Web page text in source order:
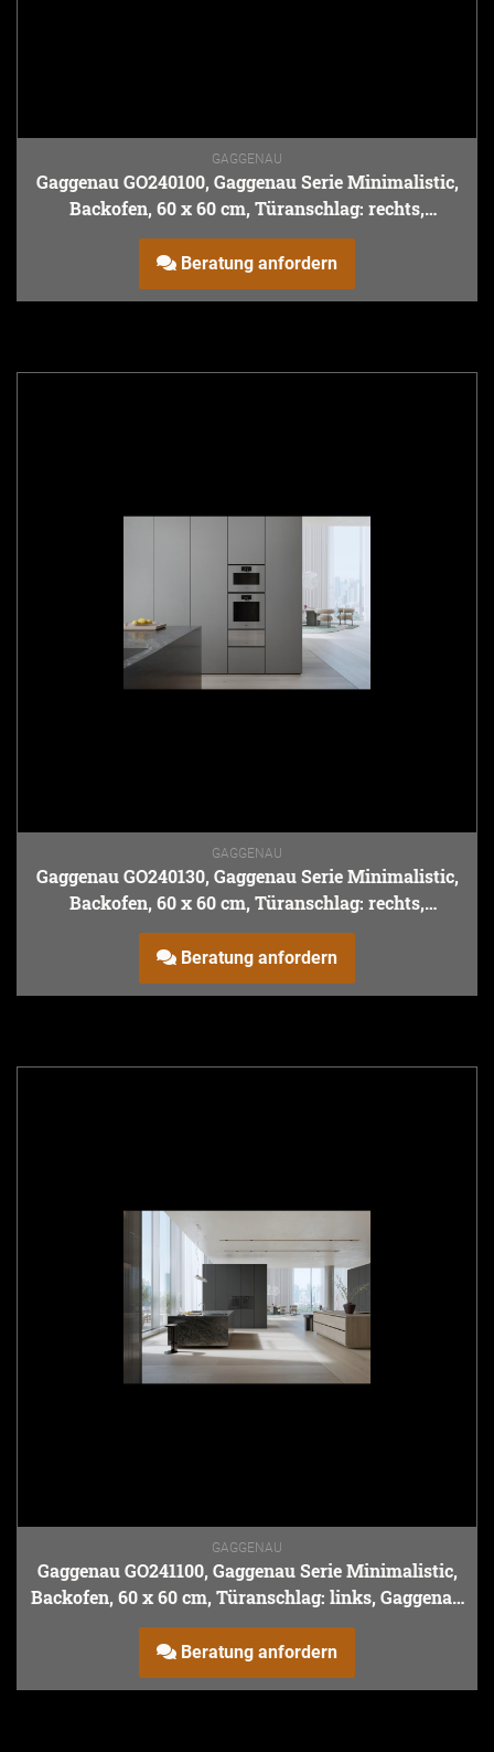
GAGGENAU
Gaggenau GO240100, Gaggenau Serie Minimalistic,
Backofen, 60 x 60 cm, Türanschlag: rechts,
Gaggenau Onyx
Beratung anfordern
GAGGENAU
Gaggenau GO240130, Gaggenau Serie Minimalistic,
Backofen, 60 x 60 cm, Türanschlag: rechts,
Gaggenau Sterling
Beratung anfordern
GAGGENAU
Gaggenau GO241100, Gaggenau Serie Minimalistic,
Backofen, 60 x 60 cm, Türanschlag: links, Gaggenau
Onyx
Beratung anfordern